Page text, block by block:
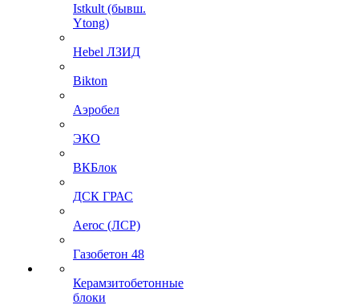
Istkult (бывш.
Ytong)
Hebel ЛЗИД
Bikton
Аэробел
ЭКО
ВКБлок
ДСК ГРАС
Aeroc (ЛСР)
Газобетон 48
Керамзитобетонные
блоки